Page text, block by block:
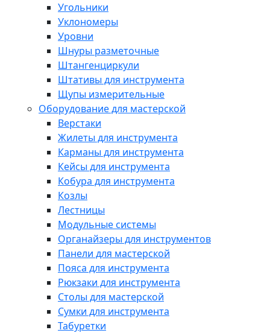
Угольники
Уклономеры
Уровни
Шнуры разметочные
Штангенциркули
Штативы для инструмента
Щупы измерительные
Оборудование для мастерской
Верстаки
Жилеты для инструмента
Карманы для инструмента
Кейсы для инструмента
Кобура для инструмента
Козлы
Лестницы
Модульные системы
Органайзеры для инструментов
Панели для мастерской
Пояса для инструмента
Рюкзаки для инструмента
Столы для мастерской
Сумки для инструмента
Табуретки